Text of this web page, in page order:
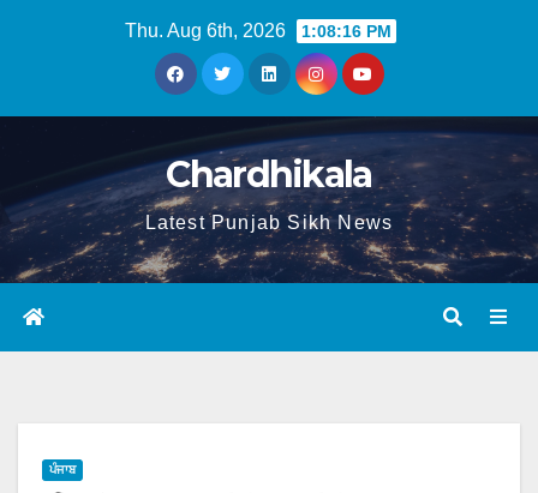
Thu. Aug 6th, 2026 1:08:16 PM
Chardhikala
Latest Punjab Sikh News
ਪੰਜਾਬ